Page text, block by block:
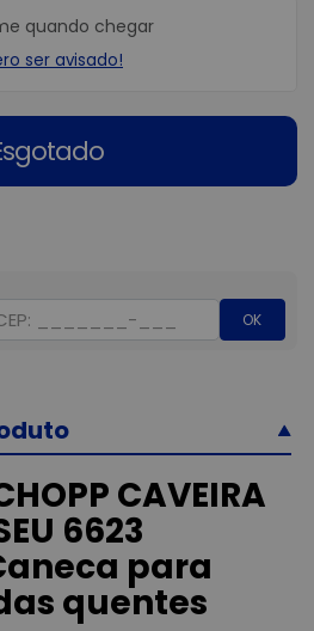
quando chegar
ser avisado!
OK
CAVEIRA
6623
para
quentes